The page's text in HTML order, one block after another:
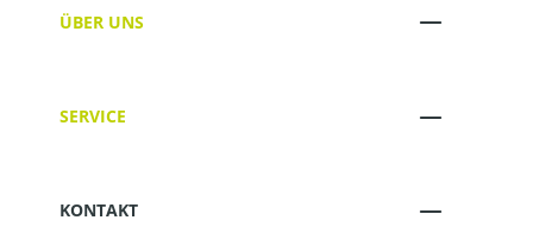
ÜBER UNS
SERVICE
KONTAKT